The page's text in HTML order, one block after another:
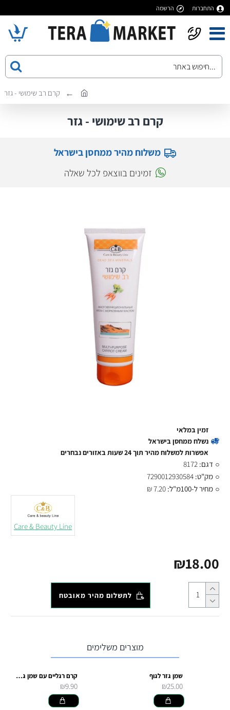
התחברות הרשמה
קרם רב שימושי - גזר
קרם רב שימושי - גזר
משלוח מהיר ממחסן בישראל
זמינים בווצאפ לכל שאלה
₪18.00
זמין במלאי
נשלח ממחסן בישראל
אפשרות למשלוח מהיר תוך 24 שעות באזורים נבחרים
דגם: 8172
מק"ט: 7290012930584
מחיר ל-100מ"ל:
7.20 ₪
Care & Beauty Line
לתשלום מהיר מאובטח
מוצרים משלימים
שמן גזר לגוף
₪25.00
קרם רגליים עם שמן גזר 100 מל
₪9.90